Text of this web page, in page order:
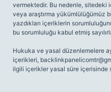
vermektedir. Bu nedenle,
veya araştırma yükümlülüğümüz
yazdıkları içeriklerin
bu sorumluluğu kabul etmiş
Hukuka ve yasal düzenlemelere
içerikleri,
ilgili içerikler yasal süre içerisinde